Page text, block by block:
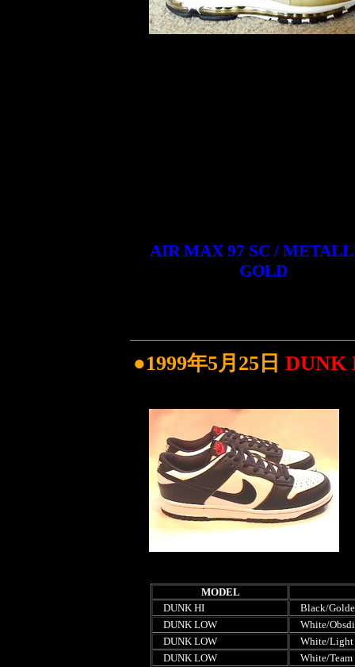
AIR MAX 97 SC /
GOLD
●1999年5月25日 DUNK
MODEL
DUNK HI
Black/
DUNK LOW
White/
DUNK LOW
White/Light
DUNK LOW
White/Team